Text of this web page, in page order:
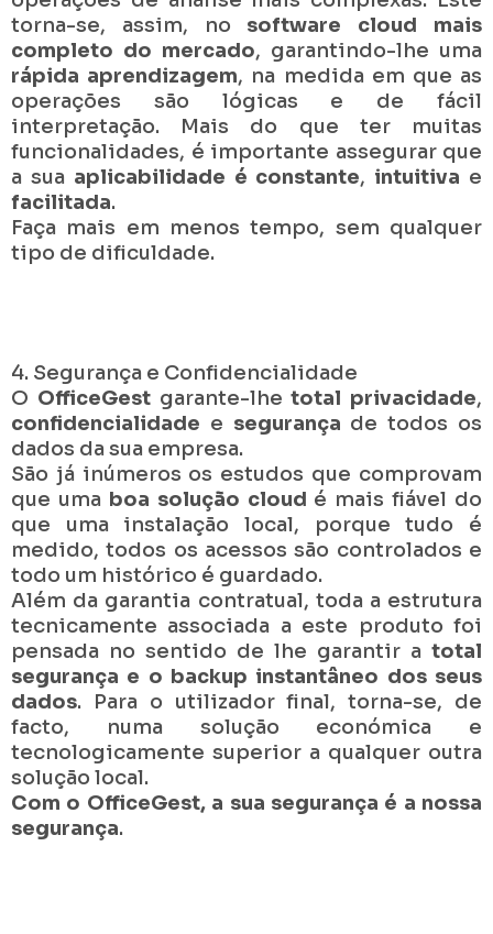
torna-se, assim, no software cloud mais
completo do mercado, garantindo-lhe uma
rápida aprendizagem, na medida em que as
operações são lógicas e de fácil
interpretação. Mais do que ter muitas
funcionalidades, é importante assegurar que
a sua aplicabilidade é constante, intuitiva e
facilitada.
Faça mais em menos tempo, sem qualquer
tipo de dificuldade.
4. Segurança e Confidencialidade
O OfficeGestgarante-lhetotal privacidade,
confidencialidade e segurança de todos os
dados da sua empresa.
São já inúmeros os estudos que comprovam
que uma boa solução cloud é mais fiável do
que uma instalação local, porque tudo é
medido, todos os acessos são controlados e
todo um histórico é guardado.
Além da garantia contratual, toda a estrutura
tecnicamente associada a este produto foi
pensada no sentido de lhe garantir a total
segurança e o backup instantâneo dos seus
dados. Para o utilizador final, torna-se, de
facto, numa solução económica e
tecnologicamente superior a qualquer outra
solução local.
Com o OfficeGest, a sua segurança é a nossa
segurança.